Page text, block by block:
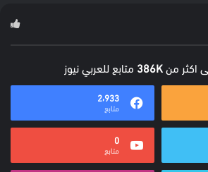
اكثر من386K متابع للعربي نيوز
2٬933
متابع
0
متابع